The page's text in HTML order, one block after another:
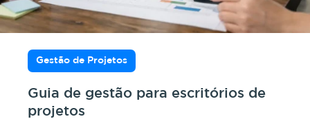
Gestão de Projetos
Guia de gestão para escritórios de
projetos